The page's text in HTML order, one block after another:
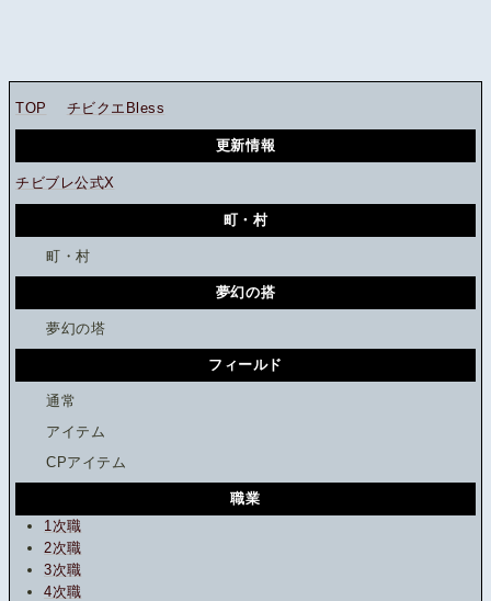
TOP チビクエBless
更新情報
チビブレ公式X
町・村
町・村
夢幻の搭
夢幻の塔
フィールド
通常
アイテム
CPアイテム
職業
1次職
2次職
3次職
4次職